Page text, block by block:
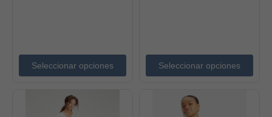
Seleccionar opciones Seleccionar opciones